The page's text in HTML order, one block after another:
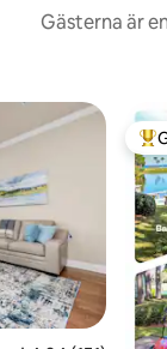
Gästerna är